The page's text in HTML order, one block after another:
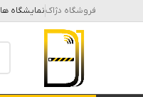
فروشگاه دژاکنمایشگاه ها